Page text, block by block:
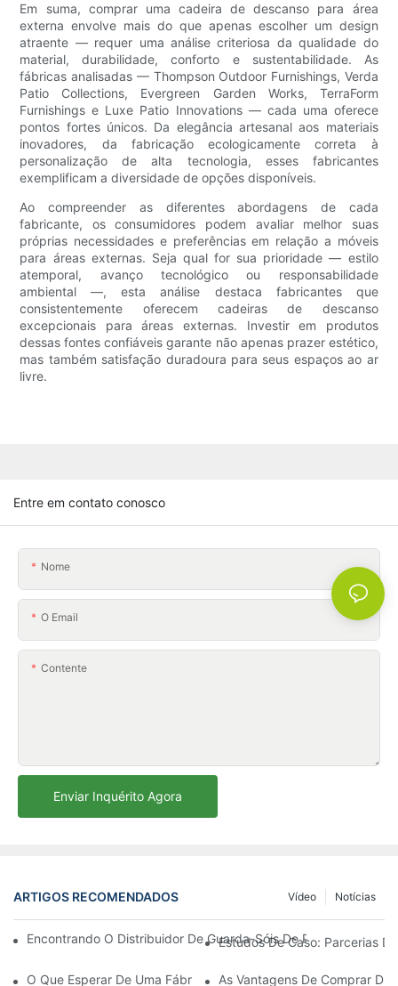
Em suma, comprar uma cadeira de descanso para área
externa envolve mais do que apenas escolher um design
atraente — requer uma análise criteriosa da qualidade do
material, durabilidade, conforto e sustentabilidade. As
fábricas analisadas — Thompson Outdoor Furnishings, Verda
Patio Collections, Evergreen Garden Works, TerraForm
Furnishings e Luxe Patio Innovations — cada uma oferece
pontos fortes únicos. Da elegância artesanal aos materiais
inovadores, da fabricação ecologicamente correta à
personalização de alta tecnologia, esses fabricantes
exemplificam a diversidade de opções disponíveis.
Ao compreender as diferentes abordagens de cada
fabricante, os consumidores podem avaliar melhor suas
próprias necessidades e preferências em relação a móveis
para áreas externas. Seja qual for sua prioridade — estilo
atemporal, avanço tecnológico ou responsabilidade
ambiental —, esta análise destaca fabricantes que
consistentemente oferecem cadeiras de descanso
excepcionais para áreas externas. Investir em produtos
dessas fontes confiáveis ​​garante não apenas prazer estético,
mas também satisfação duradoura para seus espaços ao ar
livre.
Entre em contato conosco
Nome
O Email
Contente
Enviar Inquérito Agora
ARTIGOS RECOMENDADOS Notícias
Vídeo
Encontrando O Distribuidor De Guarda-Sóis De Praia Ideal
Estudos De Caso: Parcerias
O Que Esperar De Uma Fábrica De Cadeiras De Descanso
As Vantagens De Comprar